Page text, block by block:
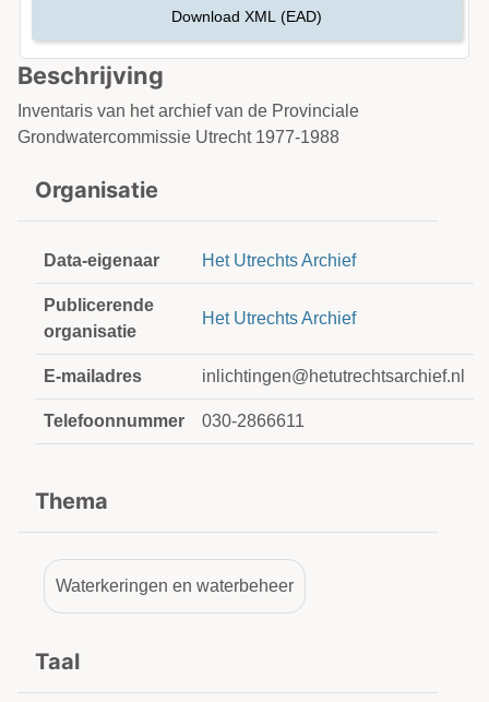
Beschrijving
Inventaris van het archief van de Provinciale
Grondwatercommissie Utrecht 1977-1988
Organisatie
Data-eigenaar Het Utrechts Archief
Publicerende
organisatie
Het Utrechts Archief
E-mailadres inlichtingen@hetutrechtsarchief.nl
Telefoonnummer 030-2866611
Thema
Waterkeringen en waterbeheer
Taal
Download XML (EAD)